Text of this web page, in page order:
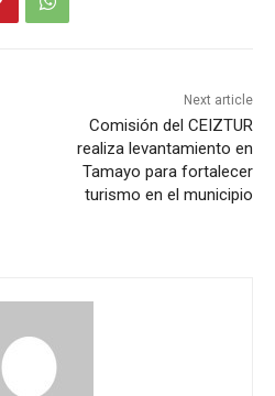
Next article
Comisión del CEIZTUR
realiza levantamiento en
Tamayo para fortalecer
turismo en el municipio